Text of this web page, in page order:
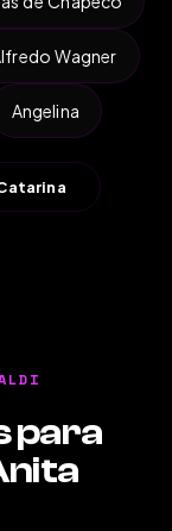
Wagner
Angelina
para